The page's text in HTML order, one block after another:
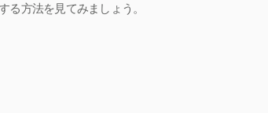
る方法を見てみましょう。